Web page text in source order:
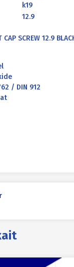
k19
12.9
CAP SCREW 12.9
/ DIN 912